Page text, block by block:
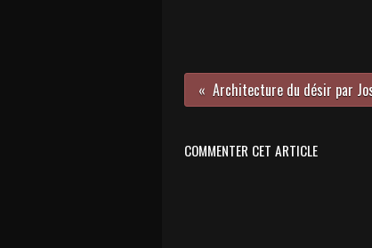
COMMENTER CET ARTICLE